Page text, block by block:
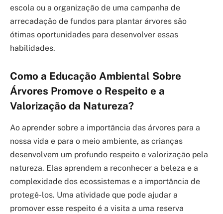
escola ou a organização de uma campanha de
arrecadação de fundos para plantar árvores são
ótimas oportunidades para desenvolver essas
habilidades.
Como a Educação Ambiental Sobre
Árvores Promove o Respeito e a
Valorização da Natureza?
Ao aprender sobre a importância das árvores para a
nossa vida e para o meio ambiente, as crianças
desenvolvem um profundo respeito e valorização pela
natureza. Elas aprendem a reconhecer a beleza e a
complexidade dos ecossistemas e a importância de
protegê-los. Uma atividade que pode ajudar a
promover esse respeito é a visita a uma reserva